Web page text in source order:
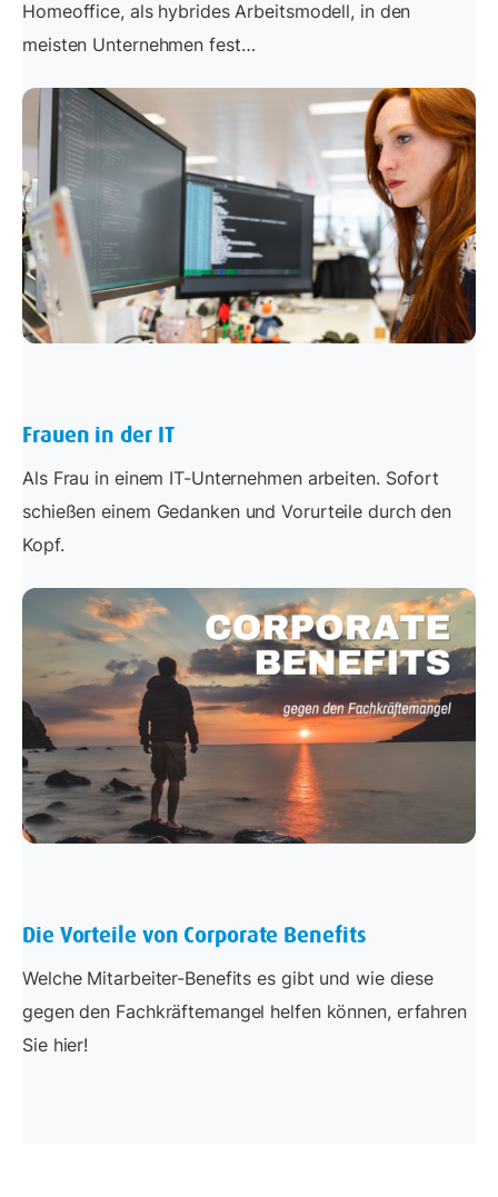
Homeoffice, als hybrides Arbeitsmodell, in den
meisten Unternehmen fest…
Frauen in der IT
Als Frau in einem IT-Unternehmen arbeiten. Sofort
schießen einem Gedanken und Vorurteile durch den
Kopf.
Die Vorteile von Corporate Benefits
Welche Mitarbeiter-Benefits es gibt und wie diese
gegen den Fachkräftemangel helfen können, erfahren
Sie hier!